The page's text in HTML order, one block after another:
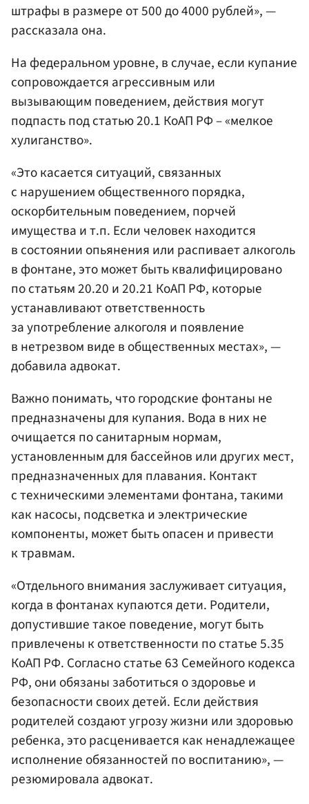
штрафы в размере от 500 до 4000 рублей», —
рассказала она.
На федеральном уровне, в случае, если купание
сопровождается агрессивным или
вызывающим поведением, действия могут
подпасть под статью 20.1 КоАП РФ – «мелкое
хулиганство».
«Это касается ситуаций, связанных
с нарушением общественного порядка,
оскорбительным поведением, порчей
имущества и т.п. Если человек находится
в состоянии опьянения или распивает алкоголь
в фонтане, это может быть квалифицировано
по статьям 20.20 и 20.21 КоАП РФ, которые
устанавливают ответственность
за употребление алкоголя и появление
в нетрезвом виде в общественных местах», —
добавила адвокат.
Важно понимать, что городские фонтаны не
предназначены для купания. Вода в них не
очищается по санитарным нормам,
установленным для бассейнов или других мест,
предназначенных для плавания. Контакт
с техническими элементами фонтана, такими
как насосы, подсветка и электрические
компоненты, может быть опасен и привести
к травмам.
«Отдельного внимания заслуживает ситуация,
когда в фонтанах купаются дети. Родители,
допустившие такое поведение, могут быть
привлечены к ответственности по статье 5.35
КоАП РФ. Согласно статье 63 Семейного кодекса
РФ, они обязаны заботиться о здоровье и
безопасности своих детей. Если действия
родителей создают угрозу жизни или здоровью
ребенка, это расценивается как ненадлежащее
исполнение обязанностей по воспитанию», —
резюмировала адвокат.